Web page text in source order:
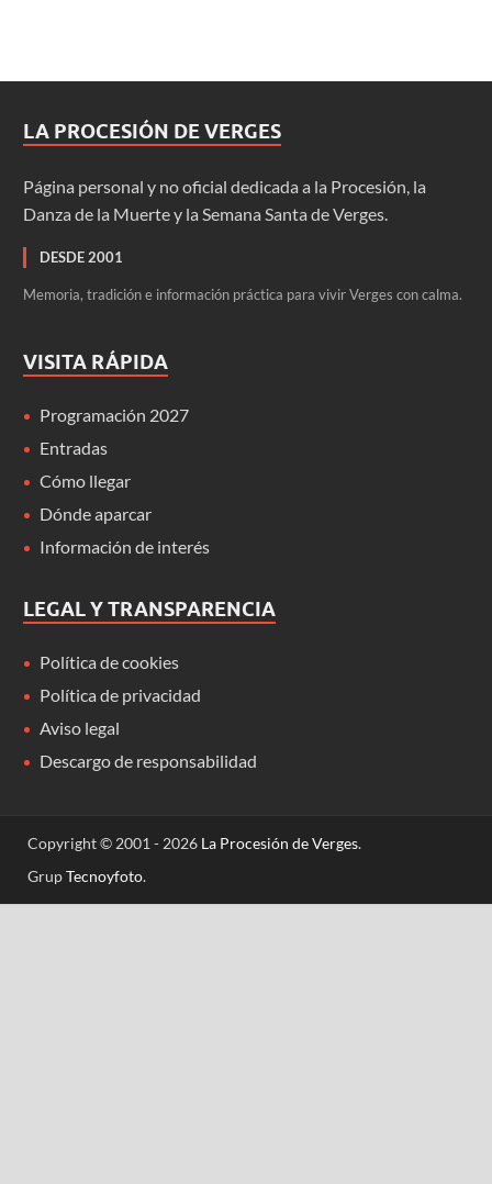
LA PROCESIÓN DE VERGES
Página personal y no oficial dedicada a la Procesión, la
Danza de la Muerte y la Semana Santa de Verges.
DESDE 2001
Memoria, tradición e información práctica para vivir Verges con calma.
VISITA RÁPIDA
Programación 2027
Entradas
Cómo llegar
Dónde aparcar
Información de interés
LEGAL Y TRANSPARENCIA
Política de cookies
Política de privacidad
Aviso legal
Descargo de responsabilidad
Copyright © 2001 - 2026 La Procesión de Verges.
GrupTecnoyfoto.